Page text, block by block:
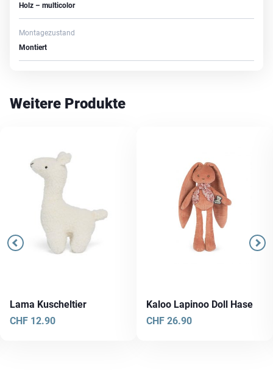
Holz – multicolor
Montagezustand
Montiert
Weitere Produkte
Lama Kuscheltier
CHF 12.90
Kaloo Lapinoo Doll Hase
CHF 26.90